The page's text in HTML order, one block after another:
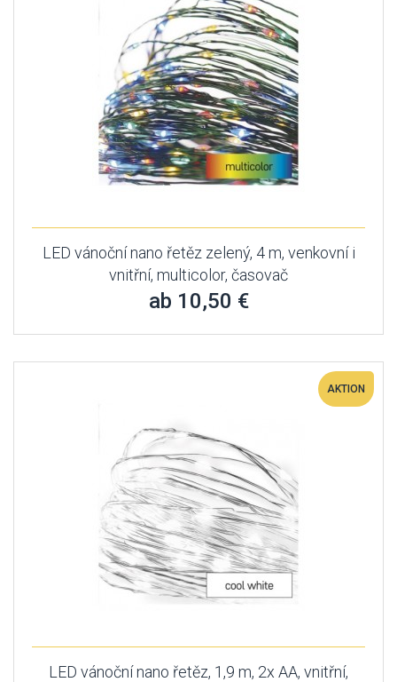
LED vánoční nano řetěz zelený, 4 m, venkovní i
vnitřní, multicolor, časovač
ab 10,50 €
AKTION
LED vánoční nano řetěz, 1,9 m, 2x AA, vnitřní,